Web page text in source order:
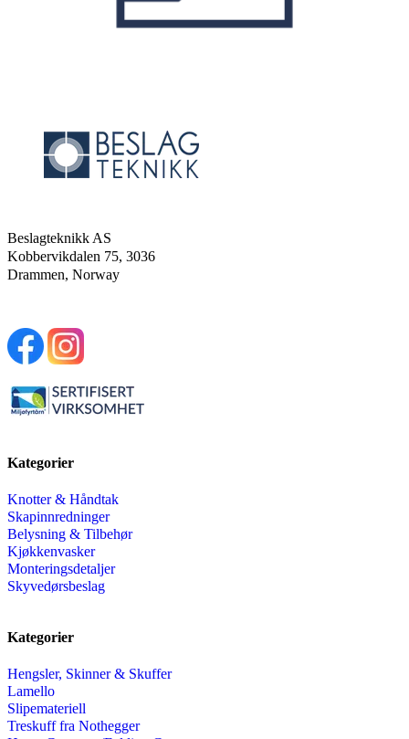
Beslagteknikk AS
Kobbervikdalen 75, 3036
Drammen, Norway
Kategorier
Knotter & Håndtak
Skapinnredninger
Belysning & Tilbehør
Kjøkkenvasker
Monteringsdetaljer
Skyvedørsbeslag
Kategorier
Hengsler, Skinner & Skuffer
Lamello
Slipemateriell
Treskuff fra Nothegger